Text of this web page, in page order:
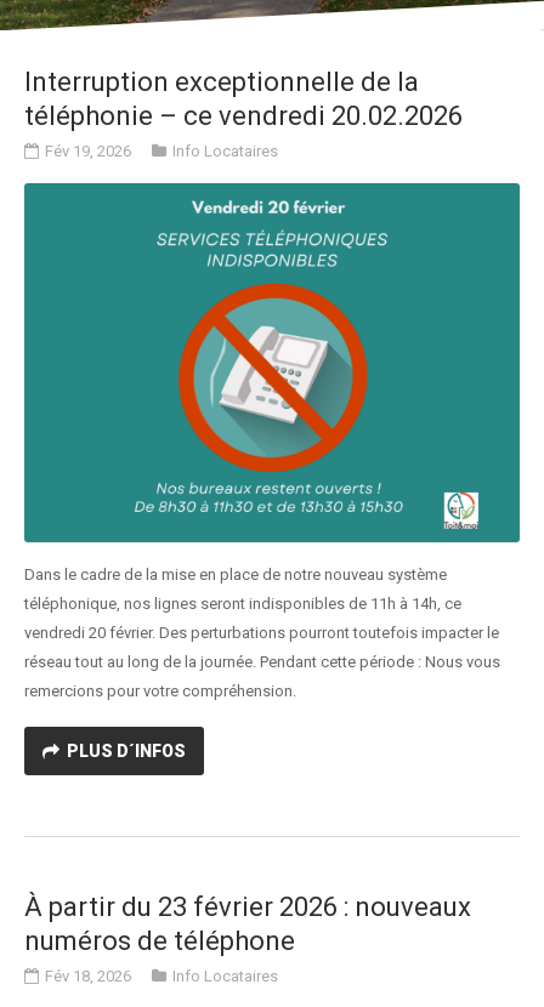
Interruption exceptionnelle de la
téléphonie – ce vendredi 20.02.2026
Fév 19, 2026 Info Locataires
Dans le cadre de la mise en place de notre nouveau système
téléphonique, nos lignes seront indisponibles de 11h à 14h, ce
vendredi 20 février. Des perturbations pourront toutefois impacter le
réseau tout au long de la journée. Pendant cette période : Nous vous
remercions pour votre compréhension.
PLUS D´INFOS
À partir du 23 février 2026 : nouveaux
numéros de téléphone
Fév 18, 2026 Info Locataires